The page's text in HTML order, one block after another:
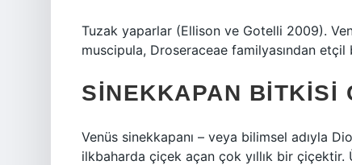
Tuzak yaparlar (Ellison ve Gotelli 2009).
muscipula, Droseraceae familyasından
SINEKKAPAN BITKISI
Venüs sinekkapanı – veya bilimsel adıyla
ilkbaharda çiçek açan çok yıllık bir